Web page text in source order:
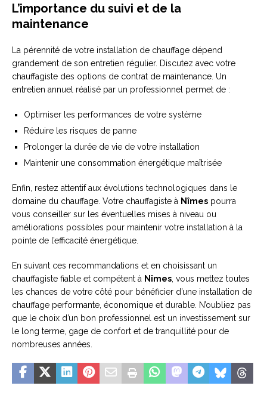
L’importance du suivi et de la
maintenance
La pérennité de votre installation de chauffage dépend
grandement de son entretien régulier. Discutez avec votre
chauffagiste des options de contrat de maintenance. Un
entretien annuel réalisé par un professionnel permet de :
Optimiser les performances de votre système
Réduire les risques de panne
Prolonger la durée de vie de votre installation
Maintenir une consommation énergétique maîtrisée
Enfin, restez attentif aux évolutions technologiques dans le
domaine du chauffage. Votre chauffagiste à Nîmes pourra
vous conseiller sur les éventuelles mises à niveau ou
améliorations possibles pour maintenir votre installation à la
pointe de l’efficacité énergétique.
En suivant ces recommandations et en choisissant un
chauffagiste fiable et compétent à Nîmes , vous mettez toutes
les chances de votre côté pour bénéficier d’une installation de
chauffage performante, économique et durable. N’oubliez pas
que le choix d’un bon professionnel est un investissement sur
le long terme, gage de confort et de tranquillité pour de
nombreuses années.